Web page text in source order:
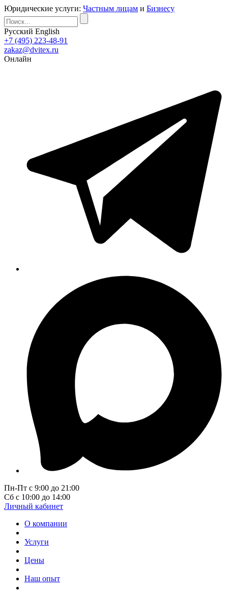
Юридические услуги: Частным лицам и Бизнесу
Русский English
+7 (495) 223-48-91
zakaz@dvitex.ru
Онлайн
Пн-Пт с 9:00 до 21:00
Сб с 10:00 до 14:00
Личный кабинет
О компании
Услуги
Цены
Наш опыт